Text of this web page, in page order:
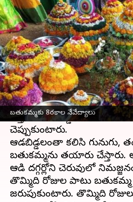
బతుకమ్మకు 8రకాల నేవేద్యాలు
బతుకమ్మ పండగ: 9
బతుకమ్మ, 8రకాల
తెలుసుకోండి
వ్రాసిన వారు Sriram Pranateja Oct 16, 2023
ఈ వార్తాకథనం ఏంటి
తెలంగాణలో బతుకమ్మ
చేస్తారు. ఆడబిడ్డల పండగగా
చెప్పుకుంటారు.
ఆడబిడ్డలంతా కలిసి గునుగు,
బతుకమ్మను తయారు
ఆడి దగ్గర్లోని చెరువులో
తొమ్మిది రోజుల పాటు బతుకమ్మ
జరుపుకుంటారు. తొమ్మిది